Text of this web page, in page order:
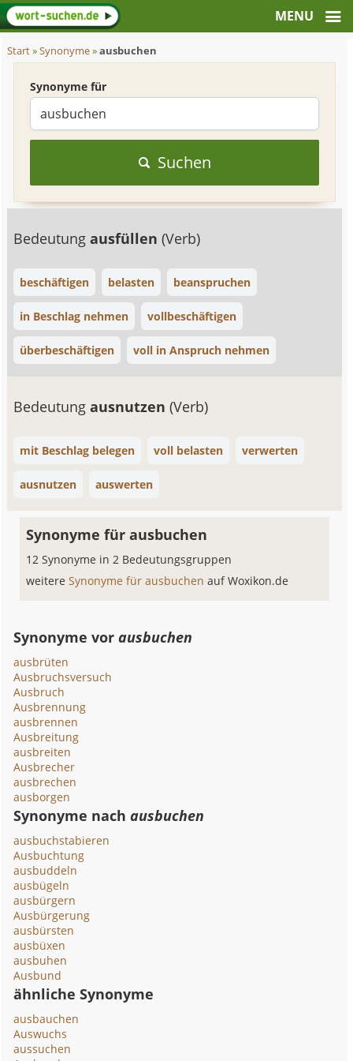
Start»Synonyme»ausbuchen
Synonyme für
Suchen
Bedeutungausfüllen(Verb)
beschäftigen belasten beanspruchen
in Beschlag nehmen vollbeschäftigen
überbeschäftigen voll in Anspruch nehmen
Bedeutungausnutzen(Verb)
mit Beschlag belegen voll belasten verwerten
ausnutzen auswerten
Synonyme für ausbuchen
12 Synonyme in 2 Bedeutungsgruppen
weitereSynonyme für ausbuchenauf Woxikon.de
Synonyme vorausbuchen
ausbrüten
Ausbruchsversuch
Ausbruch
Ausbrennung
ausbrennen
Ausbreitung
ausbreiten
Ausbrecher
ausbrechen
ausborgen
Synonyme nachausbuchen
ausbuchstabieren
Ausbuchtung
ausbuddeln
ausbügeln
ausbürgern
Ausbürgerung
ausbürsten
ausbüxen
ausbuhen
Ausbund
ähnliche Synonyme
ausbauchen
Auswuchs
aussuchen